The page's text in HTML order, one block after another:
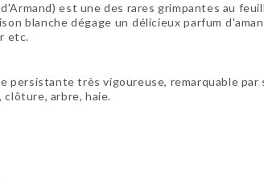
est une des rares grimpantes au
blanche dégage un délicieux parfum
etc.
persistante très vigoureuse, remarquable
arbre, haie.